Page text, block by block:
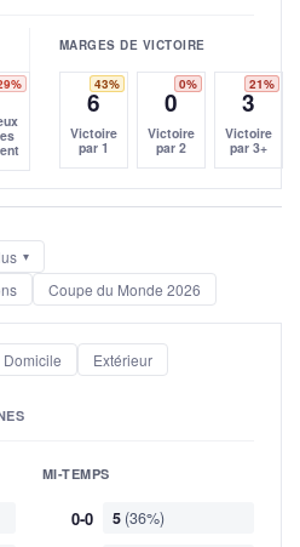
MARGES DE VICTOIRE
43%
6
Victoire
par 1
0%
0
Victoire
par 2
21%
3
Victoire
par 3+
Coupe du Monde 2026
Domicile Extérieur
MI-TEMPS
0-0 5 (36%)